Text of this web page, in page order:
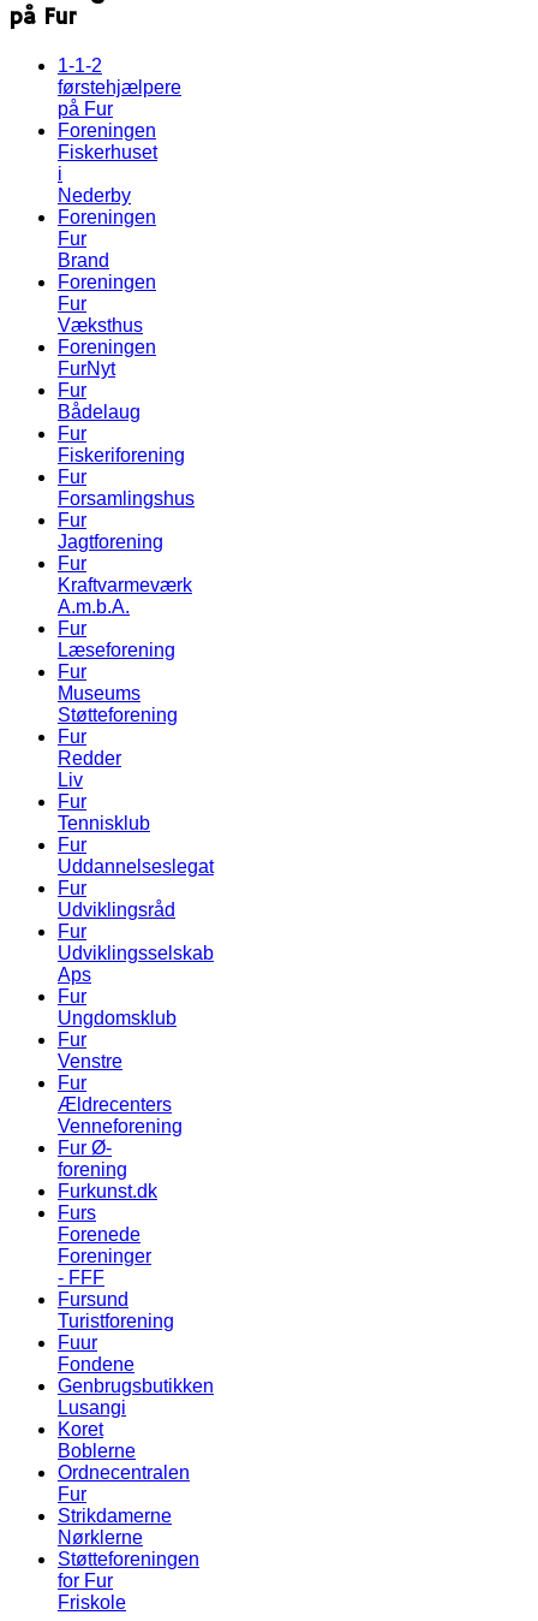
på Fur
1-1-2
førstehjælpere
på Fur
Foreningen
Fiskerhuset
i
Nederby
Foreningen
Fur
Brand
Foreningen
Fur
Væksthus
Foreningen
FurNyt
Fur
Bådelaug
Fur
Fiskeriforening
Fur
Forsamlingshus
Fur
Jagtforening
Fur
Kraftvarmeværk
A.m.b.A.
Fur
Læseforening
Fur
Museums
Støtteforening
Fur
Redder
Liv
Fur
Tennisklub
Fur
Uddannelseslegat
Fur
Udviklingsråd
Fur
Udviklingsselskab
Aps
Fur
Ungdomsklub
Fur
Venstre
Fur
Ældrecenters
Venneforening
Fur Ø-
forening
Furkunst.dk
Furs
Forenede
Foreninger
- FFF
Fursund
Turistforening
Fuur
Fondene
Genbrugsbutikken
Lusangi
Koret
Boblerne
Ordnecentralen
Fur
Strikdamerne
Nørklerne
Støtteforeningen
for Fur
Friskole